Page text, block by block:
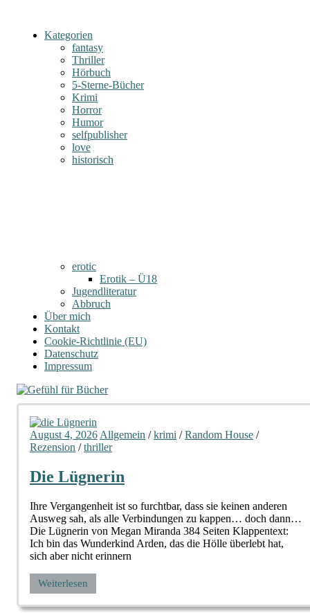
Kategorien
fantasy
Thriller
Hörbuch
5-Sterne-Bücher
Krimi
Horror
Humor
selfpublisher
love
historisch
erotic
Erotik – Ü18
Jugendliteratur
Abbruch
Über mich
Kontakt
Cookie-Richtlinie (EU)
Datenschutz
Impressum
August 4, 2026 Allgemein /krimi /Random House /
Rezension /thriller
Die Lügnerin
Ihre Vergangenheit ist so furchtbar, dass sie keinen anderen
Ausweg sah, als alle Verbindungen zu kappen… doch dann…
Die Lügnerin von Megan Miranda 384 Seiten Klappentext:
Ich bin das Wunderkind Arden, das die Hölle überlebt hat,
sich aber nicht erinnern
Weiterlesen